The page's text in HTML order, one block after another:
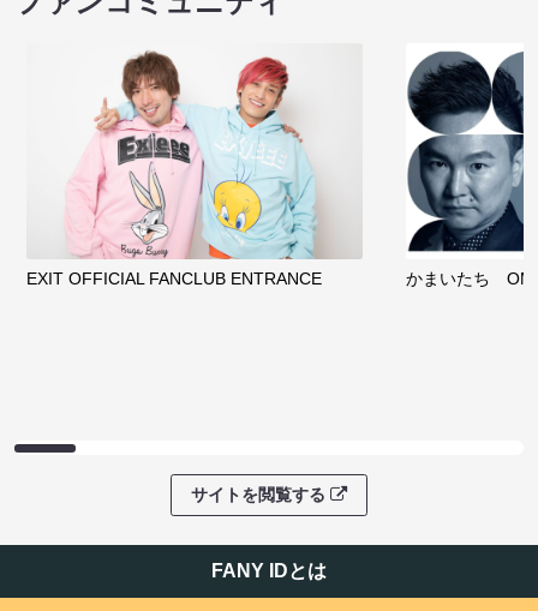
EXIT OFFICIAL FANCLUB ENTRANCE かまいたち
サイトを閲覧する
FANY IDとは